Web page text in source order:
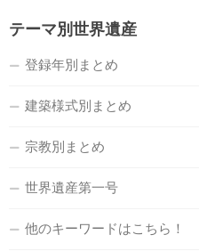
テーマ別世界遺産
登録年別まとめ
建築様式別まとめ
宗教別まとめ
世界遺産第一号
他のキーワードはこちら！